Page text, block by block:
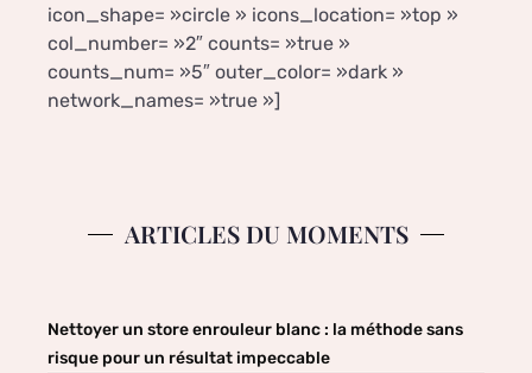
icon_shape= »circle » icons_location= »top »
col_number= »2″ counts= »true »
counts_num= »5″ outer_color= »dark »
network_names= »true »]
ARTICLES DU MOMENTS
Nettoyer un store enrouleur blanc : la méthode sans
risque pour un résultat impeccable